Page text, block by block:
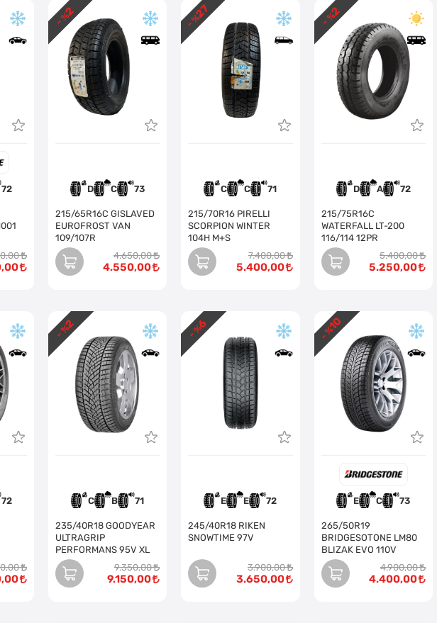
72 D C 73
215/65R16C GISLAVED
EUROFROST VAN
109/107R
4.650,00
4.550,00
- %
2
C C 71
215/70R16 PIRELLI
SCORPION WINTER
104H M+S
7.400,00
5.400,00
- %
27
D A 72
215/75R16C
WATERFALL LT-200
116/114 12PR
5.400,00
5.250,00
- %
2
72 C B 71
235/40R18 GOODYEAR
ULTRAGRIP
PERFORMANS 95V XL
9.350,00
9.150,00
- %
2
E E 72
245/40R18 RIKEN
SNOWTIME 97V
3.900,00
3.650,00
- %
6
E C 73
265/50R19
BRIDGESOTONE LM80
BLIZAK EVO 110V
4.900,00
4.400,00
- %
10